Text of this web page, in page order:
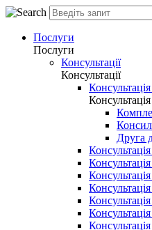
Послуги
Послуги
Консультації
Консультації
Друга